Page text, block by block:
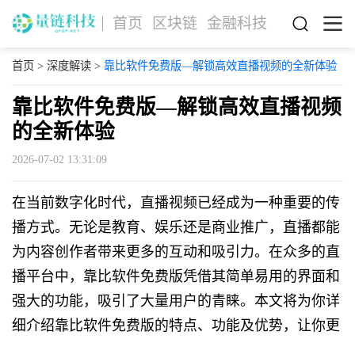
首页 区块链 金融科技
首页 > 深度解读> 靠比软件免费版—解锁高效直播视频的全新体验
靠比软件免费版—解锁高效直播视频
的全新体验
2026-07-02 13:31:09
在当前数字化时代，直播视频已经成为一种重要的传
播方式。无论是教育、娱乐还是商业推广，直播都能
为内容创作者带来更多的互动和吸引力。在众多的直
播平台中，靠比软件免费版凭借其简单易用的界面和
强大的功能，吸引了大量用户的青睐。本文将为你详
细介绍靠比软件免费版的特点、功能及优势，让你更